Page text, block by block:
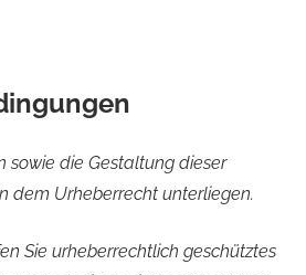
sowie die Gestaltung dieser
dem Urheberrecht unterliegen.
Sie urheberrechtlich geschütztes